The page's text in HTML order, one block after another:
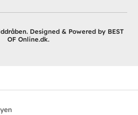
Designed & Powered by BEST
OF Online.dk.